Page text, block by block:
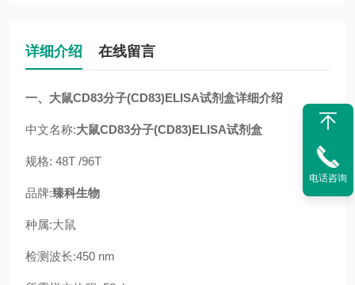
详细介绍 在线留言
一、 大鼠CD83分子(CD83)ELISA试剂盒详细介绍
中文名称:大鼠CD83分子(CD83)ELISA试剂盒
规格: 48T /96T
品牌:臻科生物
种属:大鼠
检测波长:450 nm
电话咨询